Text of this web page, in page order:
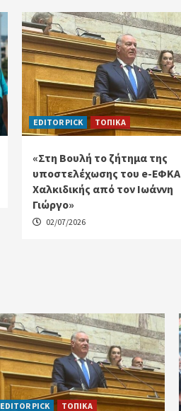
EDITOR PICK ΤΟΠΙΚΑ
«Στη Βουλή το ζήτημα της
υποστελέχωσης του e-ΕΦΚΑ
Χαλκιδικής από τον Ιωάννη
Γιώργο»
02/07/2026
EDITOR PICK ΤΟΠΙΚΑ